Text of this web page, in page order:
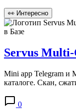
👀 Интересно
в Базе
Servus
Mini app Telegram и
каталоге. Скан,
0